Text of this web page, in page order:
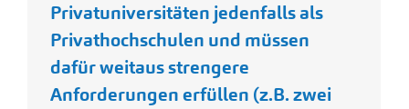
Privatuniversitäten jedenfalls als
Privathochschulen und müssen
dafür weitaus strengere
Anforderungen erfüllen (z.B. zwei